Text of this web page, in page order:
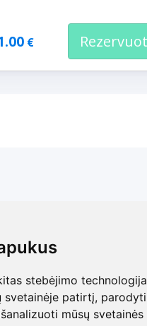
stebėjimo
svetainėje patirtį,
mūsų
stebėjimo
svetainėje patirtį,
mūsų
€